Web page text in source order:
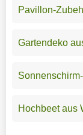
Pavillon-
Gartendeko
Hochbeet aus